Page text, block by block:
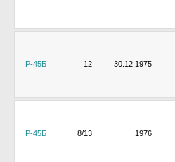
Р-45Б 12 30.12.1975
Р-45Б 8/13 1976